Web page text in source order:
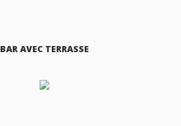
BAR AVEC TERRASSE